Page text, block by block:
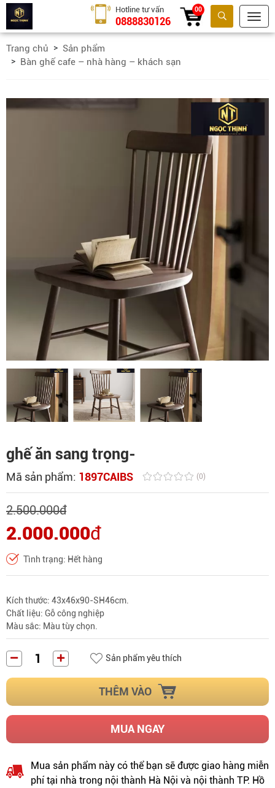
Tìm kiếm
Hotline tư vấn
0888830126
00
Trang chủ
Sản phẩm
Bàn ghế cafe – nhà hàng – khách sạn
ghế ăn sang trọng-
Mã sản phẩm: 1897CAIBS (0)
2.500.000đ
2.000.000đ
Tình trạng: Hết hàng
Kích thước: 43x46x90-SH46cm.
Chất liệu: Gỗ công nghiệp
Màu sắc: Màu tùy chọn.
Sản phẩm yêu thích
THÊM VÀO
MUA NGAY
Mua sản phẩm này có thể bạn sẽ được giao hàng miễn
phí tại nhà trong nội thành Hà Nội và nội thành TP. Hồ